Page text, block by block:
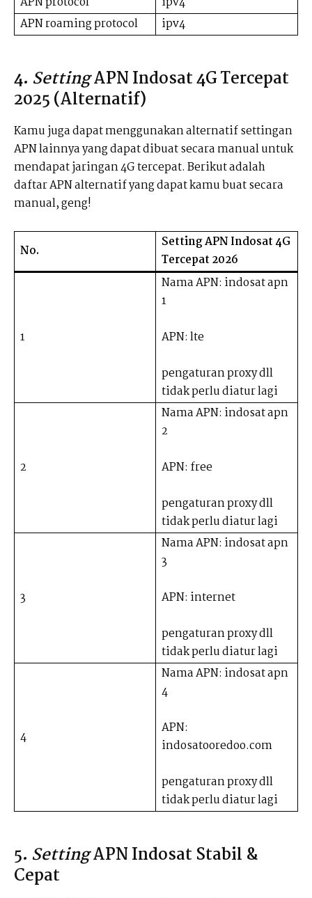
APN roaming protocol
ipv4
4. SettingAPN Indosat 4G Tercepat
2025 (Alternatif)
Kamu juga dapat menggunakan alternatif settingan
APN lainnya yang dapat dibuat secara manual untuk
mendapat jaringan 4G tercepat. Berikut adalah
daftar APN alternatif yang dapat kamu buat secara
manual, geng!
No.
Setting APN Indosat 4G
Tercepat 2026
1
Nama APN: indosat apn
1
APN: lte
pengaturan proxy dll
tidak perlu diatur lagi
2
Nama APN: indosat apn
2
APN: free
pengaturan proxy dll
tidak perlu diatur lagi
3
Nama APN: indosat apn
3
APN: internet
pengaturan proxy dll
tidak perlu diatur lagi
4
Nama APN: indosat apn
4
APN:
indosatooredoo.com
pengaturan proxy dll
tidak perlu diatur lagi
5. SettingAPN Indosat Stabil &
Cepat